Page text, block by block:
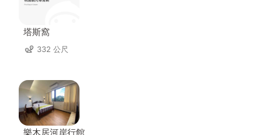
塔斯窩
332 公尺
樂木居河岸行館